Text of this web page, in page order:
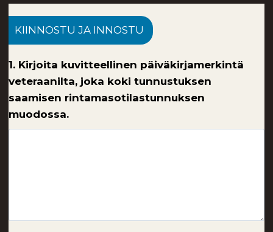
KIINNOSTU JA INNOSTU
1. Kirjoita kuvitteellinen päiväkirjamerkintä
veteraanilta, joka koki tunnustuksen
saamisen rintamasotilastunnuksen
muodossa.